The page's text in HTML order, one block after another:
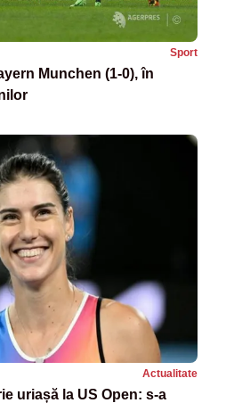
Sport
Munchen (1-0), în
Actualitate
uriașă la US Open: s-a